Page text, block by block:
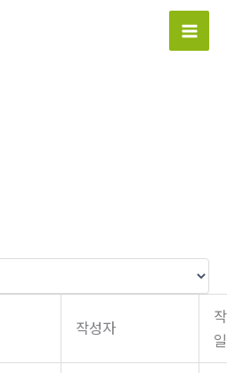
Main
작성자
일